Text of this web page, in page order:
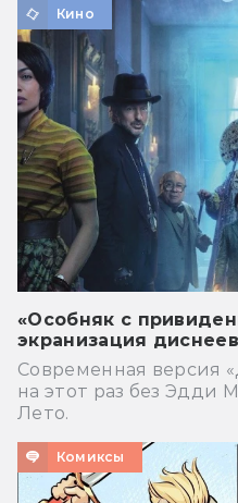
Кино
«Особняк с
экранизация
Современная версия
на этот раз без Эдди
Лето.
Комиксы